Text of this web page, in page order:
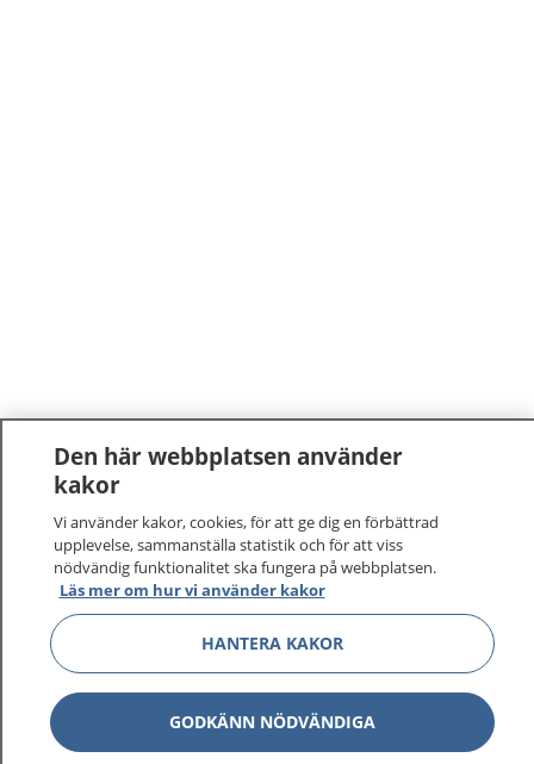
Den här webbplatsen använder
kakor
Vi använder kakor, cookies, för att ge dig en förbättrad
upplevelse, sammanställa statistik och för att viss
nödvändig funktionalitet ska fungera på webbplatsen.
Läs mer om hur vi använder kakor
HANTERA KAKOR
GODKÄNN NÖDVÄNDIGA